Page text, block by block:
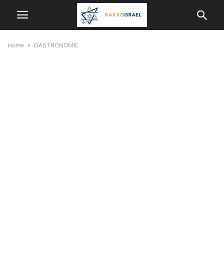
Home GASTRONOMIE